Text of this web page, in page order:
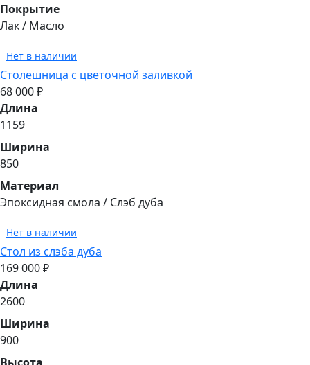
Покрытие
Лак / Масло
Нет в наличии
Столешница с цветочной заливкой
68 000 ₽
Длина
1159
Ширина
850
Материал
Эпоксидная смола / Слэб дуба
Нет в наличии
Стол из слэба дуба
169 000 ₽
Длина
2600
Ширина
900